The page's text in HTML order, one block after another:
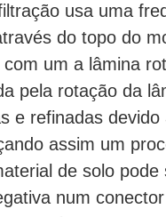
usa uma
do topo do
um a lâmina
pela rotação da
e refinadas
assim um
de solo
num